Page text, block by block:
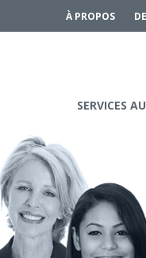
À PROPOS
SERVICES